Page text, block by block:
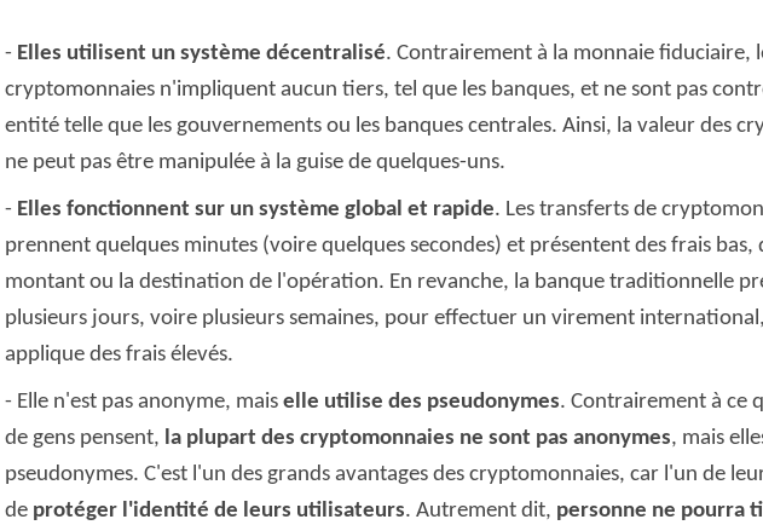
Elles utilisent un système décentralisé. Contrairement à la monnaie fiduciaire,
cryptomonnaies n'impliquent aucun tiers, tel que les banques, et ne sont pas
entité telle que les gouvernements ou les banques centrales. Ainsi, la valeur des
ne peut pas être manipulée à la guise de quelques-uns.
Elles fonctionnent sur un système global et rapide. Les transferts de
prennent quelques minutes (voire quelques secondes) et présentent des frais bas,
montant ou la destination de l'opération. En revanche, la banque traditionnelle
plusieurs jours, voire plusieurs semaines, pour effectuer un virement
applique des frais élevés.
Elle n'est pas anonyme, mais elle utilise des pseudonymes. Contrairement à ce
de gens pensent, la plupart des cryptomonnaies ne sont pas anonymes, mais
pseudonymes. C'est l'un des grands avantages des cryptomonnaies, car l'un de
de protéger l'identité de leurs utilisateurs. Autrement dit, personne ne pourra